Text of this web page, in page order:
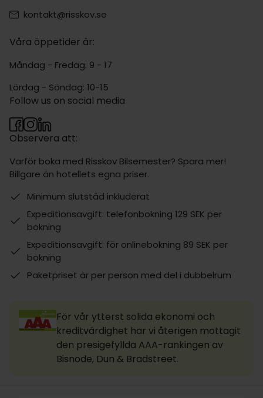
kontakt@risskov.se
Våra öppetider är:
Måndag - Fredag: 9 - 17
Lördag - Söndag: 10-15
Observera att:
Varför boka med Risskov Bilsemester? Spara mer!
Billgare än hotellets egna priser.
Minimum slutstäd inkluderat
Expeditionsavgift: telefonbokning 129 SEK per
bokning
Expeditionsavgift: för onlinebokning 89 SEK per
bokning
Paketpriset är per person med del i dubbelrum
Follow us on social media
För vår ytterst solida ekonomi och
kreditvärdighet har vi återigen mottagit
den presigefyllda AAA-rankingen av
Bisnode, Dun & Bradstreet.